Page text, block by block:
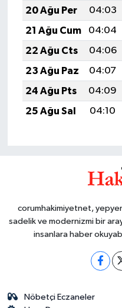
20 Ağu Per
04:03
21 Ağu Cum
04:04
22 Ağu Cts
04:06
23 Ağu Paz
04:07
24 Ağu Pts
04:09
25 Ağu Sal
04:10
corumhakimiyetnet,
sadelik ve modernizmi bir
insanlara haber
Nöbetçi Eczaneler